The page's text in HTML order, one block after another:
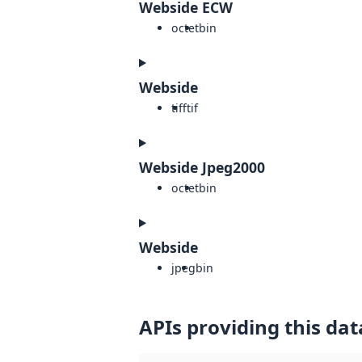
Webside ECW
octetbin
Webside
tifftif
Webside Jpeg2000
octetbin
Webside
jpegbin
APIs providing this